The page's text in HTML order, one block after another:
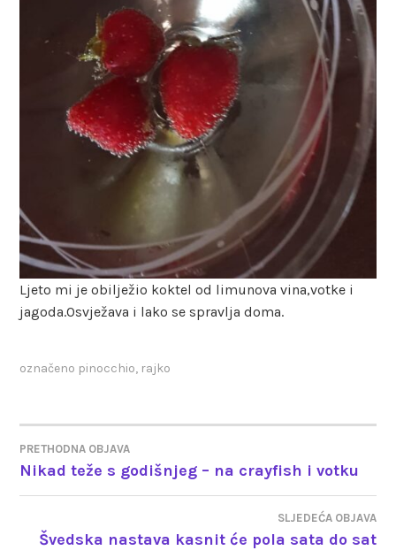
Ljeto mi je obilježio koktel od limunova vina,votke i
jagoda.Osvježava i lako se spravlja doma.
označeno pinocchio, rajko
NAVIGACIJA
OBJAVA
PRETHODNA OBJAVA
Nikad teže s godišnjeg – na crayfish i votku
SLJEDEĆA OBJAVA
Švedska nastava kasnit će pola sata do sat